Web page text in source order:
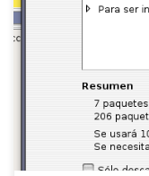
Hola amigos, aquí
aKregator,
que el de GNOME),